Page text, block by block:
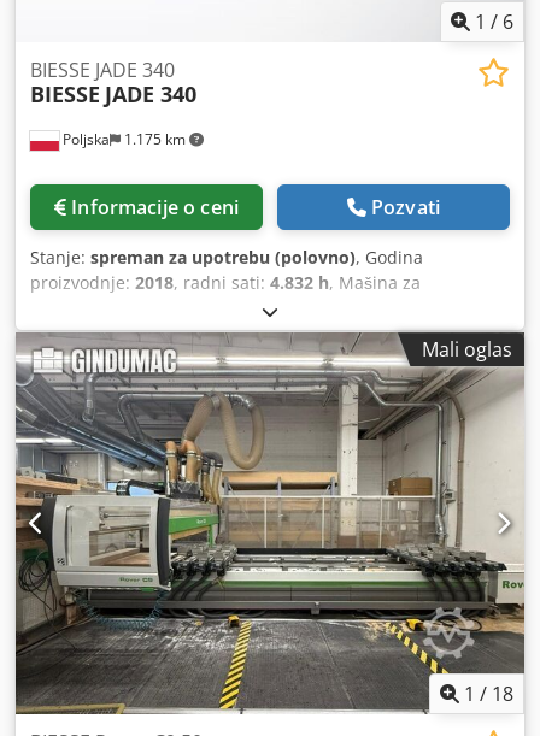
1 / 6
Poljska 1.175 km
BIESSE JADE 340
BIESSE JADE 340
Informacije o ceni Pozvati
Stanje: spreman za upotrebu (polovno), Godina
proizvodnje: 2018, radni sati: 4.832 h, Mašina za
kantovanje, godina proizvodnje 2018. Ovaj model BIESSE
JADE 340 poseduje Biesse HD upravljačku ploču sa
ekranom osetljivim na dodir i radi brzinom do 12 m/min.
Namenjena je za obradu ploča debljine od 10 do 60 mm i
kantova debljine od 0,4 do 8 mm. Ako ste u potrazi za
visokokvalitetnom mašinom za kantovanje, razmotrite
model BIESSE JADE 340 koji nudimo za prodaju.
Kontaktirajte nas za više informacija. • Godina: 2018
(10/2018, prema fabričkoj oznaci) • CE sertifikat • Ose: Nije
primenljivo • Važni parametri: Debljina ploče 10–60 mm •
Važni parametri: Visina kanta 14–64 mm • Važni parametri:
Debljina kanta 0,4–8 mm • Dokumenti: Fotografije fabričke
oznake i brojila radnih sati, na stranici 2 Dcjdpfx Ahjzrf R
Nehek • Oprema/jedinice koje su uključene u isporuku:
Jedinica za predobradu • Oprema/jedinice koje su
uključene u isporuku: Jedinica za nanošenje lepka +
jedinica za završnu obradu krajeva • Oprema/jedinice koje
Mali oglas
1 / 18